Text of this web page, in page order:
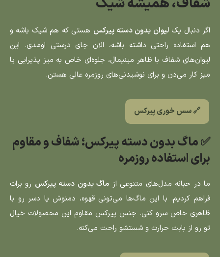
اگر دنبال یکلیوان بدون دسته پیرکس هستی که هم شیک باشه و
هم استفاده راحتی داشته باشه، الان جای درستی اومدی. این
لیوان‌های شفاف با ظاهر مینیمال، جلوه‌ای خاص به میز پذیرایی یا
میز کار می‌دن و برای نوشیدنی‌های روزمره عالی هستن.
🔗 سس خوری پیرکس
✅ ماگ بدون دسته پیرکس؛ شفاف و مقاوم
برای استفاده روزمره
ما در حبانه مدل‌های متنوعی از ماگ بدون دسته پیرکس رو برات
فراهم کردیم. با این ماگ‌ها می‌تونی قهوه، دمنوش یا دسر رو با
ظاهری خاص سرو کنی. جنس پیرکس مقاوم این محصولات خیال
تو رو از بابت حرارت و شستشو راحت می‌کنه.